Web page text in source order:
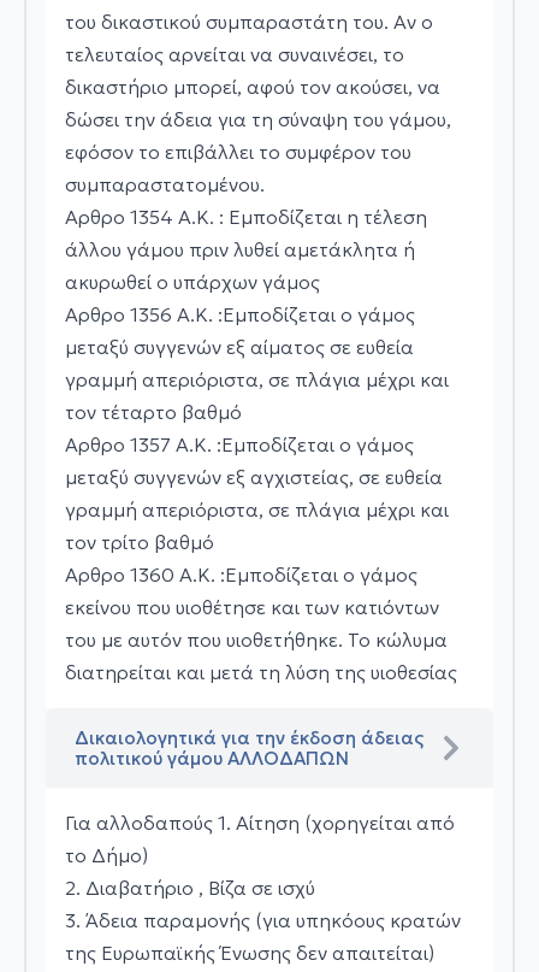
του δικαστικού συμπαραστάτη του. Αν ο
τελευταίος αρνείται να συναινέσει, το
δικαστήριο μπορεί, αφού τον ακούσει, να
δώσει την άδεια για τη σύναψη του γάμου,
εφόσον το επιβάλλει το συμφέρον του
συμπαραστατομένου.
Αρθρο 1354 Α.Κ. : Εμποδίζεται η τέλεση
άλλου γάμου πριν λυθεί αμετάκλητα ή
ακυρωθεί ο υπάρχων γάμος
Αρθρο 1356 Α.Κ. :Εμποδίζεται ο γάμος
μεταξύ συγγενών εξ αίματος σε ευθεία
γραμμή απεριόριστα, σε πλάγια μέχρι και
τον τέταρτο βαθμό
Αρθρο 1357 Α.Κ. :Εμποδίζεται ο γάμος
μεταξύ συγγενών εξ αγχιστείας, σε ευθεία
γραμμή απεριόριστα, σε πλάγια μέχρι και
τον τρίτο βαθμό
Αρθρο 1360 Α.Κ. :Εμποδίζεται ο γάμος
εκείνου που υιοθέτησε και των κατιόντων
του με αυτόν που υιοθετήθηκε. Το κώλυμα
διατηρείται και μετά τη λύση της υιοθεσίας
Δικαιολογητικά για την έκδοση άδειας
πολιτικού γάμου ΑΛΛΟΔΑΠΩΝ
Για αλλοδαπούς 1. Αίτηση (χορηγείται από
το Δήμο)
2. Διαβατήριο , Βίζα σε ισχύ
3. Άδεια παραμονής (για υπηκόους κρατών
της Ευρωπαϊκής Ένωσης δεν απαιτείται)